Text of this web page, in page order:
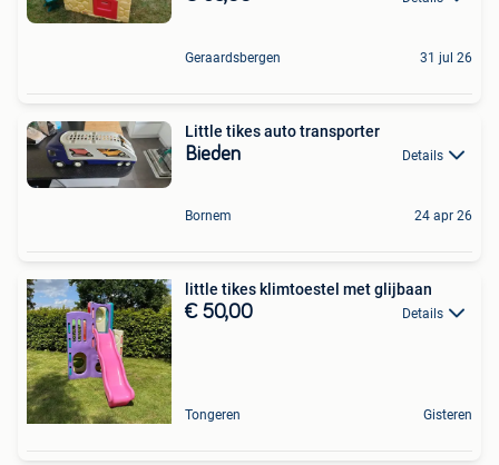
Geraardsbergen 31 jul 26
Little tikes auto transporter
Bieden Details
Bornem 24 apr 26
little tikes klimtoestel met glijbaan
€ 50,00 Details
Tongeren Gisteren